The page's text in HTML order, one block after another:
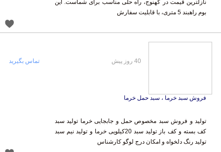
بوم راهبند 5 متری، با قابلیت سفارش
فروش سبد خرما ، سبد حمل خرما
تولید و فروش سبد مخصوص حمل و جابجایی خرما تولید سبد
کف بسته و کف باز تولید سبد 20کیلویی خرما و تولید نیم سبد
تولید رنگ دلخواه و امکان درج لوگو کارشناس
40 روز پیش تماس بگیرید